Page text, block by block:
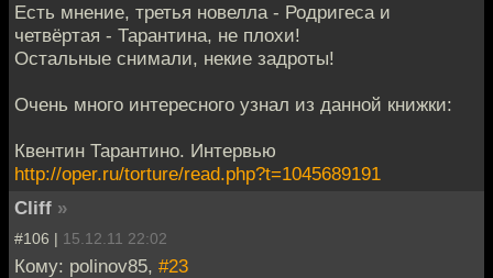
Есть мнение, третья новелла - Родригеса и
четвёртая - Тарантина, не плохи!
Остальные снимали, некие задроты!
Очень много интересного узнал из данной книжки:
Квентин Тарантино. Интервью
http://oper.ru/torture/read.php?t=1045689191
Cliff »
#106 | 15.12.11 22:02
Кому: polinov85, #23